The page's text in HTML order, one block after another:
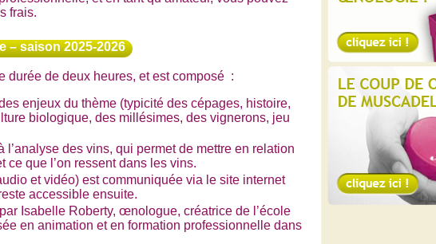
frais.
saison 2025-2026
durée de deux heures, et est composé :
enjeux du thème (typicité des cépages, histoire,
biologique, des millésimes, des vignerons, jeu
des vins, qui permet de mettre en relation
ce que l’on ressent dans les vins.
et vidéo) est communiquée via le site internet
accessible ensuite.
Isabelle Roberty, œnologue, créatrice de l’école
en animation et en formation professionnelle dans